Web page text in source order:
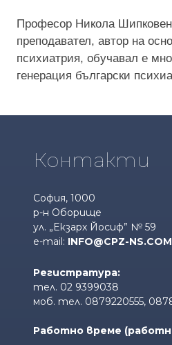
Професор Никола
преподавател, автор на
психиатрия, обучавал е
генерация български
Контакти
София, 1000
р-н Оборище
ул. „Екзарх Йосиф” № 59
e-mail: INFO@CPZ-NS.COM
Регистратура:
тел. 02 9399038
моб. тел. 0879220555,
Работно време